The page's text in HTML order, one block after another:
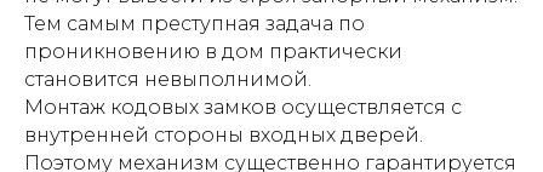
Тем самым преступная задача по
проникновению в дом практически
становится невыполнимой.
Монтаж кодовых замков осуществляется с
внутренней стороны входных дверей.
Поэтому механизм существенно гарантируется